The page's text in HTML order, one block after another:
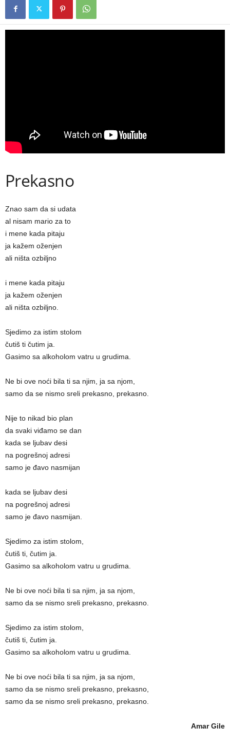
Prekasno
Znao sam da si udata
al nisam mario za to
i mene kada pitaju
ja kažem oženjen
ali ništa ozbiljno
i mene kada pitaju
ja kažem oženjen
ali ništa ozbiljno.
Sjedimo za istim stolom
čutiš ti čutim ja.
Gasimo sa alkoholom vatru u grudima.
Ne bi ove noći bila ti sa njim, ja sa njom,
samo da se nismo sreli prekasno, prekasno.
Nije to nikad bio plan
da svaki viđamo se dan
kada se ljubav desi
na pogrešnoj adresi
samo je đavo nasmijan
kada se ljubav desi
na pogrešnoj adresi
samo je đavo nasmijan.
Sjedimo za istim stolom,
čutiš ti, čutim ja.
Gasimo sa alkoholom vatru u grudima.
Ne bi ove noći bila ti sa njim, ja sa njom,
samo da se nismo sreli prekasno, prekasno.
Sjedimo za istim stolom,
čutiš ti, čutim ja.
Gasimo sa alkoholom vatru u grudima.
Ne bi ove noći bila ti sa njim, ja sa njom,
samo da se nismo sreli prekasno, prekasno,
samo da se nismo sreli prekasno, prekasno.
Amar Gile